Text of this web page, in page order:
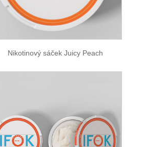
Nikotinový sáček Juicy Peach